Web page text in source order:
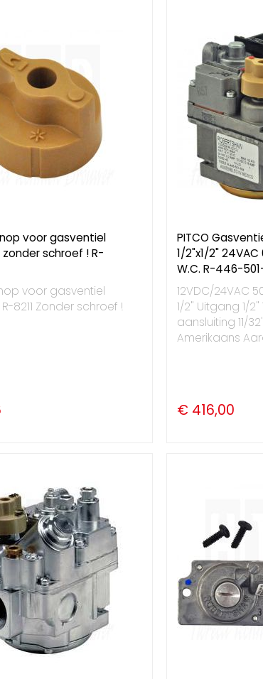
voor gasventiel
zonder schroef ! R-
voor gasventiel
8211 Zonder schroef !
PITCO
1/2"x1/2" 24VAC
W.C. R-446-
12VDC/24VAC
1/2" Uitgang 1/
aansluiting 11/
Amerikaans
€ 416,00